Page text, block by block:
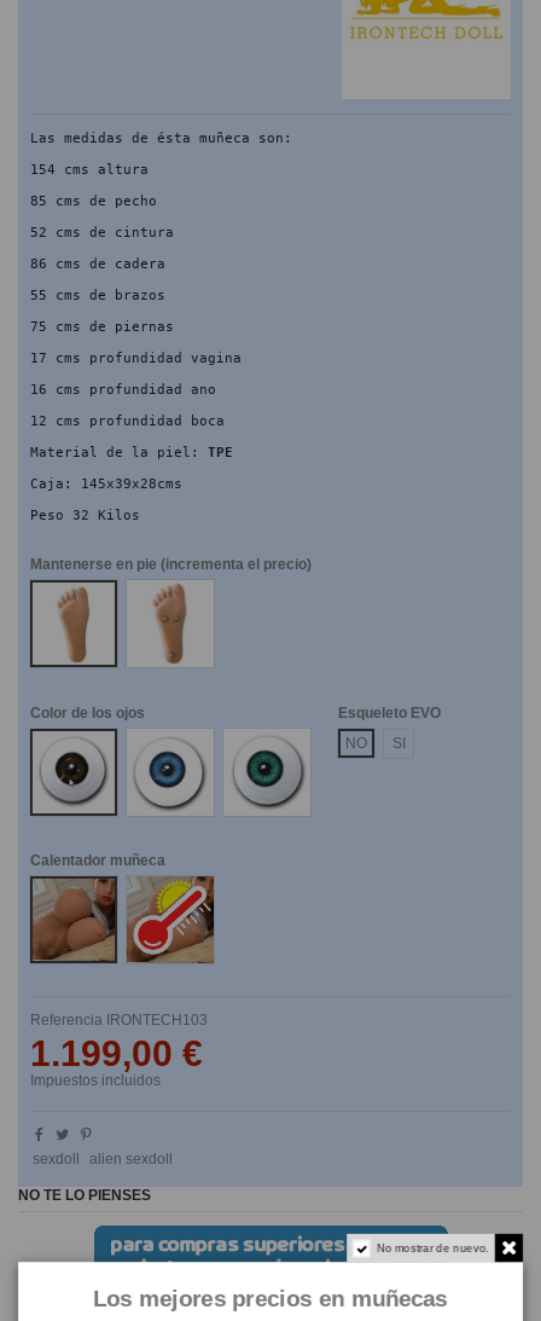
Las medidas de ésta muñeca son:
154 cms altura
85 cms de pecho
52 cms de cintura
86 cms de cadera
55 cms de brazos
75 cms de piernas
17 cms profundidad vagina
16 cms profundidad ano
12 cms profundidad boca
Material de la piel: TPE
Caja: 145x39x28cms
Peso 32 Kilos
Mantenerse en pie (incrementa el precio)
NO
SI
Color de los ojos
Marrones
Azules Verdes
Esqueleto EVO
NO
SI
Calentador muñeca
No
Si
Referencia IRONTECH103
1.199,00 €
Impuestos incluidos
sexdoll alien sexdoll
NO TE LO PIENSES
No mostrar de nuevo.
Los mejores precios en muñecas